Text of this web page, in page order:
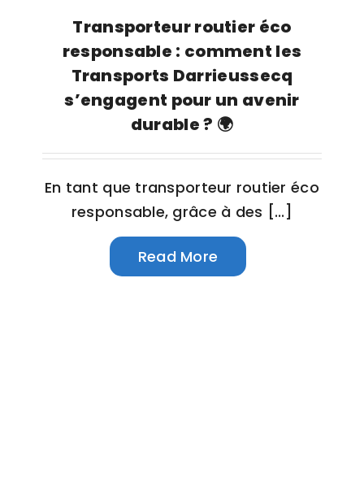
Transporteur routier éco
responsable : comment les
Transports Darrieussecq
s’engagent pour un avenir
durable ? 🌍
En tant que transporteur routier éco
responsable, grâce à des [...]
Read More